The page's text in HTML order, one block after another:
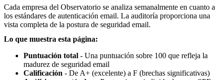
Cada empresa del Observatorio se analiza semanalmente en cuanto a
los estándares de autenticación email. La auditoría proporciona una
vista completa de la postura de seguridad email.
Lo que muestra esta página:
Puntuación total - Una puntuación sobre 100 que refleja la
madurez de seguridad email
Calificación - De A+ (excelente) a F (brechas significativas)